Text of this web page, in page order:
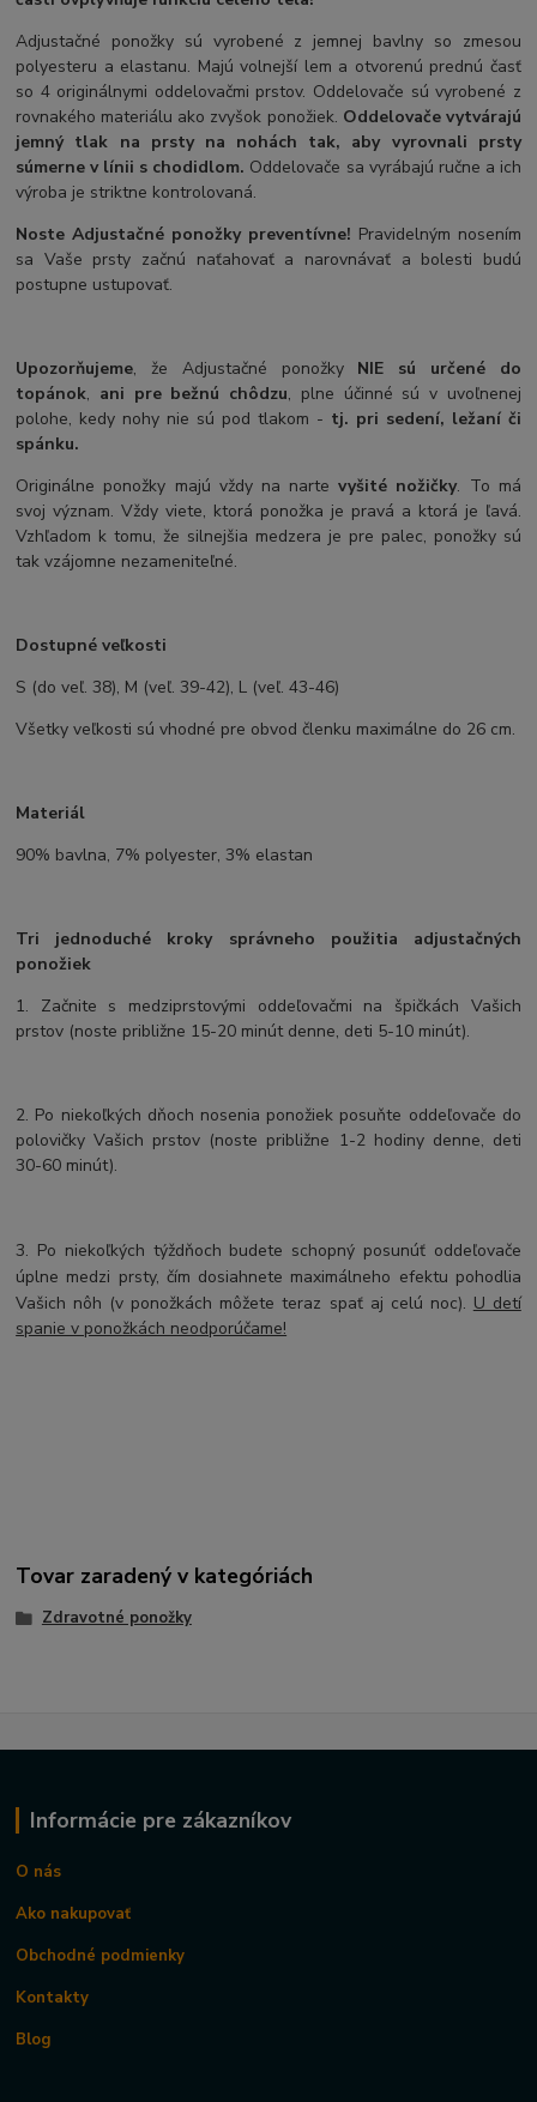
Adjustačné ponožky sú vyrobené z jemnej bavlny so zmesou
polyesteru a elastanu. Majú volnejší lem a otvorenú prednú časť
so 4 originálnymi oddelovačmi prstov. Oddelovače sú vyrobené z
rovnakého materiálu ako zvyšok ponožiek. Oddelovače vytvárajú
jemný tlak na prsty na nohách tak, aby vyrovnali prsty
súmerne v línii s chodidlom. Oddelovače sa vyrábajú ručne a ich
výroba je striktne kontrolovaná.
Noste Adjustačné ponožky preventívne! Pravidelným nosením
sa Vaše prsty začnú naťahovať a narovnávať a bolesti budú
postupne ustupovať.
Upozorňujeme, že Adjustačné ponožky NIE sú určené do
topánok, ani pre bežnú chôdzu, plne účinné sú v uvoľnenej
polohe, kedy nohy nie sú pod tlakom - tj. pri sedení, ležaní či
spánku.
Originálne ponožky majú vždy na nartevyšité nožičky. To má
svoj význam. Vždy viete, ktorá ponožka je pravá a ktorá je ľavá.
Vzhľadom k tomu, že silnejšia medzera je pre palec, ponožky sú
tak vzájomne nezameniteľné.
Dostupné veľkosti
S (do veľ. 38), M (veľ. 39-42), L (veľ. 43-46)
Všetky veľkosti sú vhodné pre obvod členku maximálne do 26 cm.
Materiál
90% bavlna, 7% polyester, 3% elastan
Tri jednoduché kroky správneho použitia adjustačných
ponožiek
1. Začnite s medziprstovými oddeľovačmi na špičkách Vašich
prstov (noste približne 15-20 minút denne, deti 5-10 minút).
2. Po niekoľkých dňoch nosenia ponožiek posuňte oddeľovače do
polovičky Vašich prstov (noste približne 1-2 hodiny denne, deti
30-60 minút).
3. Po niekoľkých týždňoch budete schopný posunúť oddeľovače
úplne medzi prsty, čím dosiahnete maximálneho efektu pohodlia
Vašich nôh (v ponožkách môžete teraz spať aj celú noc). U detí
spanie v ponožkách neodporúčame!
Tovar zaradený v kategóriách
Zdravotné ponožky
Informácie pre zákazníkov
O nás
Ako nakupovať
Obchodné podmienky
Kontakty
Blog